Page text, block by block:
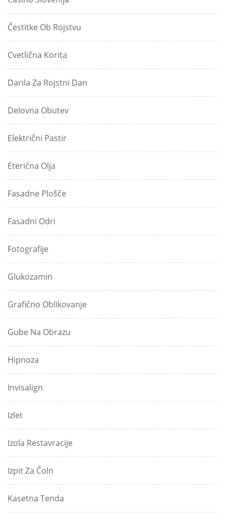
Čestitke Ob Rojstvu
Cvetlična Korita
Darila Za Rojstni Dan
Delovna Obutev
Električni Pastir
Eterična Olja
Fasadne Plošče
Fasadni Odri
Fotografije
Glukozamin
Grafično Oblikovanje
Gube Na Obrazu
Hipnoza
Invisalign
Izlet
Izola Restavracije
Izpit Za Čoln
Kasetna Tenda